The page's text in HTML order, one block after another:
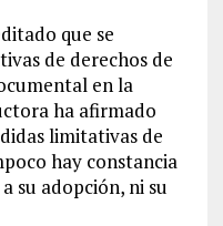
que se
de derechos de
en la
ha afirmado
limitativas de
hay constancia
su adopción, ni su